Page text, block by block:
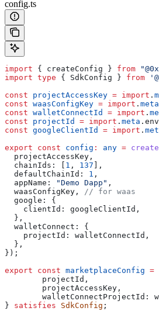
config.ts
import { createConfig } from
import type { SdkConfig } from
const projectAccessKey = import .
const waasConfigKey = import . meta
const walletConnectId = import .
const projectId = import . meta . env
const googleClientId = import .
export const config : any =
  projectAccessKey
,
  chainIds:
1 , 137 ],
  defaultChainId:
1 ,
  appName:
"Demo Dapp" ,
  waasConfigKey
, // for waas
  google:
{
    clientId:
googleClientId ,
  },
  walletConnect:
{
    projectId:
walletConnectId ,
  },
});
export const marketplaceConfig =
        projectId
,
        projectAccessKey
,
        walletConnectProjectId:
} satisfies SdkConfig ;